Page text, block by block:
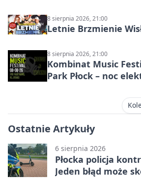
8 sierpnia 2026, 21:00
Letnie Brzmienie
8 sierpnia 2026, 21:00
Kombinat Music
Park Płock – noc
Ostatnie Artykuły
6 sierpnia 2026
Płocka policja
Jeden błąd może